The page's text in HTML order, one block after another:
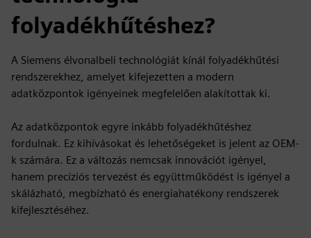
folyadékhűtéshez?
A Siemens élvonalbeli technológiát kínál folyadékhűtési
rendszerekhez, amelyet kifejezetten a modern
adatközpontok igényeinek megfelelően alakítottak ki.
Az adatközpontok egyre inkább folyadékhűtéshez
fordulnak. Ez kihívásokat és lehetőségeket is jelent az OEM-
k számára. Ez a változás nemcsak innovációt igényel,
hanem precíziós tervezést és együttműködést is igényel a
skálázható, megbízható és energiahatékony rendszerek
kifejlesztéséhez.